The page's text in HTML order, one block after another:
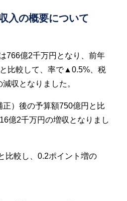
入の概要について
766億2千万円となり、前年
比較して、率で▲0.5%、税
収となりました。
）後の予算額750億円と比
億2千万円の増収となりまし
比較し、0.2ポイント増の